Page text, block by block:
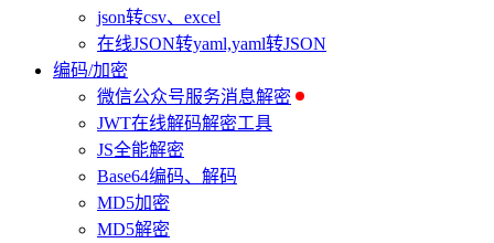
json转csv、excel
在线JSON转yaml,yaml转JSON
编码/加密
微信公众号服务消息解密
JWT在线解码解密工具
JS全能解密
Base64编码、解码
MD5加密
MD5解密